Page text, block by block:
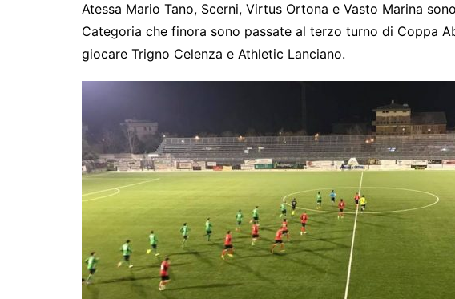
c
e
b
o
o
k
itt
er
s
s
e
er
at
s
A
e
gr
a
y
p
e
ar
e
Atessa Mario Tano, Scerni, Virtus Ortona e Vasto Marina
Categoria che finora sono passate al terzo turno di Coppa
giocare Trigno Celenza e Athletic Lanciano.